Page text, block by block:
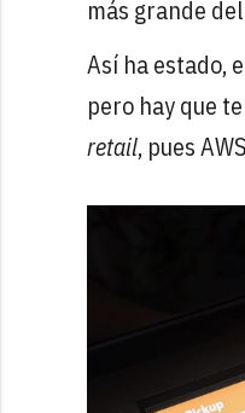
más grande
Así ha estado,
pero hay que
retail, pues